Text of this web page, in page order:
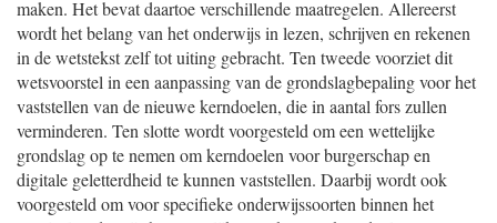
maken. Het bevat daartoe verschillende maatregelen. Allereerst
wordt het belang van het onderwijs in lezen, schrijven en rekenen
in de wetstekst zelf tot uiting gebracht. Ten tweede voorziet dit
wetsvoorstel in een aanpassing van de grondslagbepaling voor het
vaststellen van de nieuwe kerndoelen, die in aantal fors zullen
verminderen. Ten slotte wordt voorgesteld om een wettelijke
grondslag op te nemen om kerndoelen voor burgerschap en
digitale geletterdheid te kunnen vaststellen. Daarbij wordt ook
voorgesteld om voor specifieke onderwijssoorten binnen het